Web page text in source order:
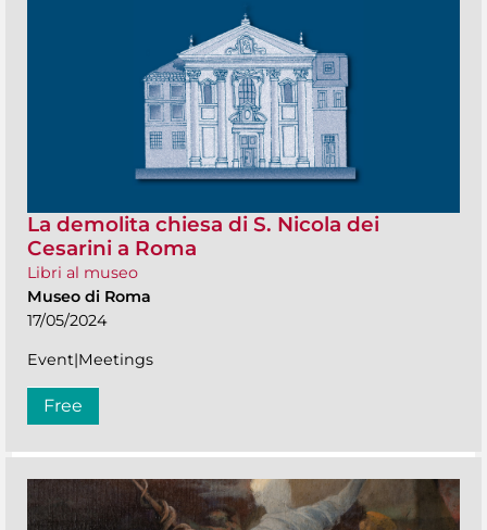
La demolita chiesa di S. Nicola dei
Cesarini a Roma
Libri al museo
Museo di Roma
17/05/2024
Event|Meetings
Free